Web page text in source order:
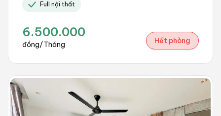
Full nội thất
6.500.000
đồng/Tháng Hết phòng